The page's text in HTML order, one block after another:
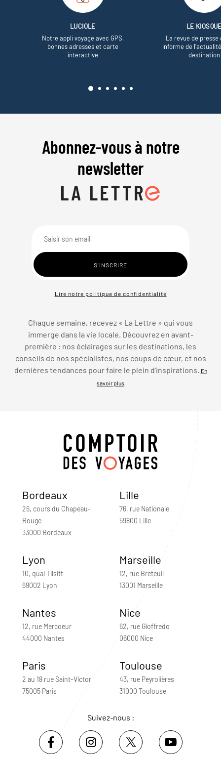
LUCIOLE
Notre appli voyage avec GPS,
bonnes adresses et carte
interactive
LE
La revue de presse
informe de
destination
Abonnez-vous à notre
newsletter
Lire notre politique de confidentialité
Chaque semaine, recevez « La Lettre » qui vous
immerge dans la vie locale. Découvrez en avant-
première : nos éclairages sur les destinations, les
conseils de nos spécialistes, nos coups de cœur, et nos
dernières tendances pour faire le plein d’inspirations.
En
savoir plus
Bordeaux
26, cours du Chapeau-
Rouge
33000 Bordeaux
Lille
76, rue Nationale
59800 Lille
Lyon
10, quai Tilsitt
69002 Lyon
Marseille
12, rue Breteuil
13001 Marseille
Nantes
12, rue Mercoeur
44000 Nantes
Nice
62, rue Gioffredo
06000 Nice
Paris
2 au 18 rue Saint-Victor
75005 Paris
Toulouse
43, rue Peyrolières
31000 Toulouse
Suivez-nous :